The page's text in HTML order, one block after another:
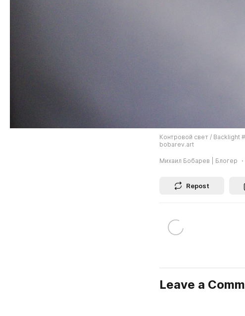
Контровой свет / Backlight
bobarev.art
Михаил Бобарев | Блогер
Repost
Leave a